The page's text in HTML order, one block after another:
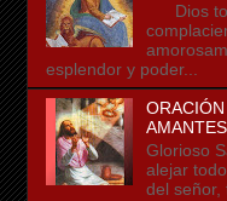
Dios
esplendor y poder...
ORACIÓN
Glorioso
alejar
del señor,